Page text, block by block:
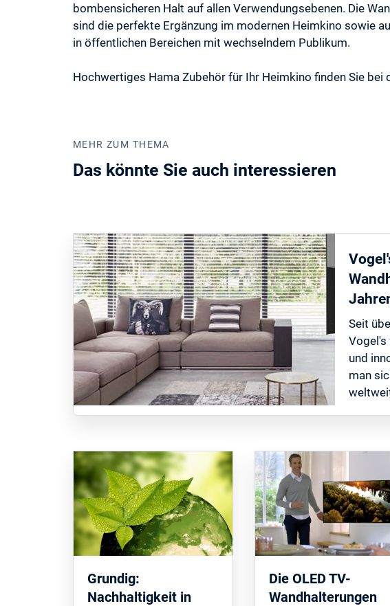
bombensicheren Halt auf allen Verwendungsebenen. Die
sind die perfekte Ergänzung im modernen Heimkino sowie
in öffentlichen Bereichen mit wechselndem Publikum.
Hochwertiges Hama Zubehör für Ihr Heimkino finden Sie bei
MEHR ZUM THEMA
Das könnte Sie auch interessieren
Seit
Vogel's
und
man
Grundig:
Nachhaltigkeit in
Die OLED TV-
Wandhalterungen